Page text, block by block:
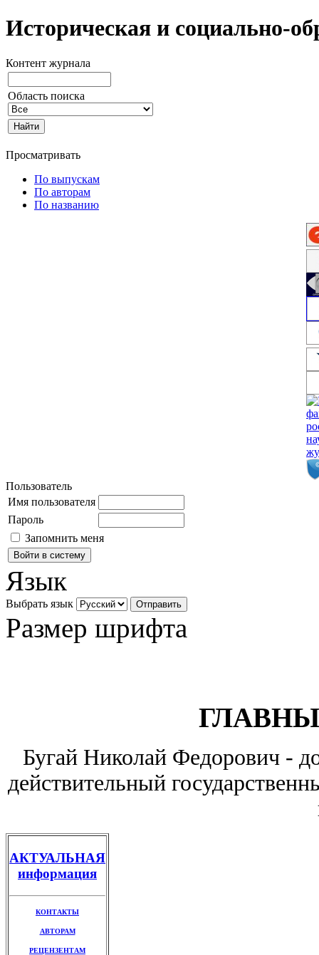
Историческая и социально-
Контент журнала
Область поиска
Просматривать
По выпускам
По авторам
По названию
Пользователь
Имя пользователя
Пароль
Запомнить меня
Язык
Выбрать язык
Размер шрифта
Бугай Николай Федорович -
действительный
АКТУАЛЬНАЯ
информация
КОНТАКТЫ
АВТОРАМ
РЕЦЕНЗЕНТАМ